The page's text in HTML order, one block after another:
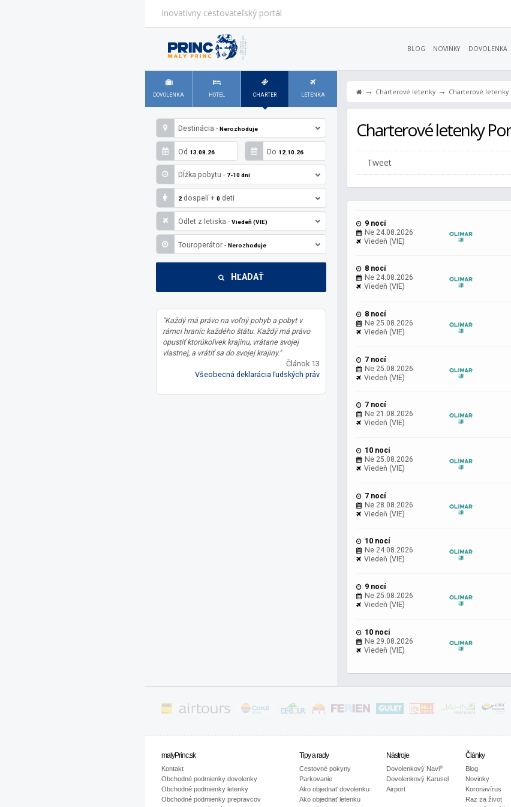
Inovatívny cestovateľský portál
BLOG NOVINKY DOVOLENKA
DOVOLENKA HOTEL CHARTER LETENKA
Destinácia -Nerozhoduje
Od 13.08.26 Do 12.10.26
Dĺžka pobytu - 7-10 dní
2 dospelí+0 deti
Odlet z letiska -Viedeň (VIE)
Touroperátor -Nerozhoduje
HĽADAŤ
"Každý má právo na voľný pohyb a pobyt v
rámci hraníc každého štátu. Každý má právo
opustiť ktorúkoľvek krajinu, vrátane svojej
vlastnej, a vrátiť sa do svojej krajiny."
Článok 13
Všeobecná deklarácia ľudských práv
→ Charterové letenky→ Charterové letenky
Charterové letenky
Tweet
9 nocí
Ne 24.08.2026
Viedeň (VIE)
8 nocí
Ne 24.08.2026
Viedeň (VIE)
8 nocí
Ne 25.08.2026
Viedeň (VIE)
7 nocí
Ne 25.08.2026
Viedeň (VIE)
7 nocí
Ne 21.08.2026
Viedeň (VIE)
10 nocí
Ne 25.08.2026
Viedeň (VIE)
7 nocí
Ne 28.08.2026
Viedeň (VIE)
10 nocí
Ne 24.08.2026
Viedeň (VIE)
9 nocí
Ne 25.08.2026
Viedeň (VIE)
10 nocí
Ne 29.08.2026
Viedeň (VIE)
malyPrinc.sk
Kontakt
Obchodné podmienky dovolenky
Obchodné podmienky letenky
Obchodné podmienky prepravcov
Tipy a rady
Cestovné pokyny
Parkovanie
Ako objednať dovolenku
Ako objednať letenku
Nástroje
Dovolenkový Navi®
Dovolenkový Karusel
Airport
Články
Blog
Novinky
Koronavírus
Raz za život